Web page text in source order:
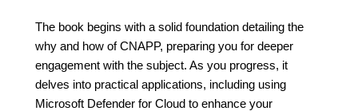
The book begins with a solid foundation detailing the
why and how of CNAPP, preparing you for deeper
engagement with the subject. As you progress, it
delves into practical applications, including using
Microsoft Defender for Cloud to enhance your